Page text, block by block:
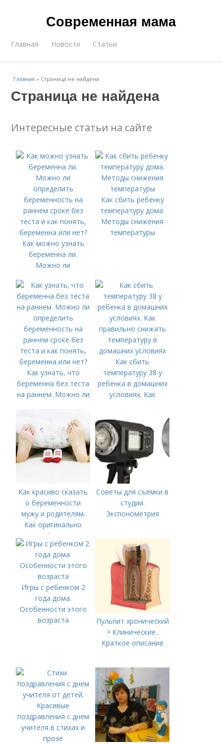
Современная мама
Главная Новости Статьи
Главная » Страница не найдена
Страница не найдена
Интересные статьи на сайте
Как можно узнать
беременна ли.
Можно ли
беременность на
раннем сроке без
теста и как понять,
беременна или нет?
Как сбить ребенку
температуру дома.
Методы снижения
температуры
Как узнать, что
беременна без теста
на раннем. Можно ли
раннем сроке без
теста и как понять,
беременна или нет?
Как сбить
температуру 38 у
ребенка в домашних
условиях. Как
домашних условиях
Как красиво сказать
о беременности
мужу и родителям.
Как оригинально
сообщить о
беременности мужу и
родителям: 36 идей-
сюрпризов
Советы для съемки в
студии.
Экспонометрия
Игры с ребенком 2
года дома.
Особенности этого
возраста
Пульпит хронический
> Клинические..
Краткое описание